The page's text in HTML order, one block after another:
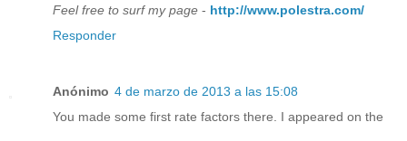
Feel free to surf my page - http://www.polestra.com/
Responder
Anónimo 4 de marzo de 2013 a las 15:08
You made some first rate factors there. I appeared on the